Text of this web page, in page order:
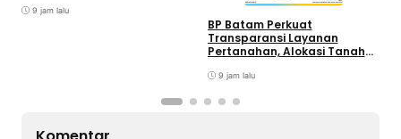
Bermotor di Kantor Samsat
9 jam lalu
BP Batam Perkuat
Transparansi Layanan
Pertanahan, Alokasi Tanah
LMS9 jam lalu